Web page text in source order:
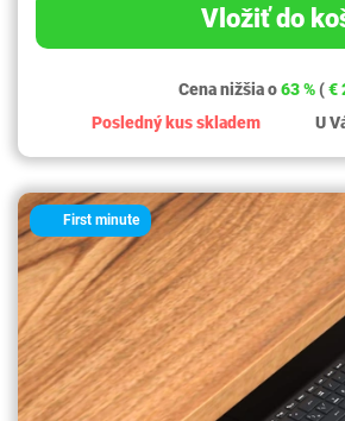
Vložiť do
Cena nižšia o63 % (€
Posledný kus skladem
U
First minute